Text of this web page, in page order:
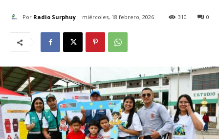
Por Radio Surphuy miércoles, 18 febrero, 2026 0
310